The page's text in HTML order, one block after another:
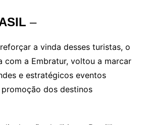
–
a vinda desses turistas, o
com a Embratur, voltou a marcar
e estratégicos eventos
dos destinos